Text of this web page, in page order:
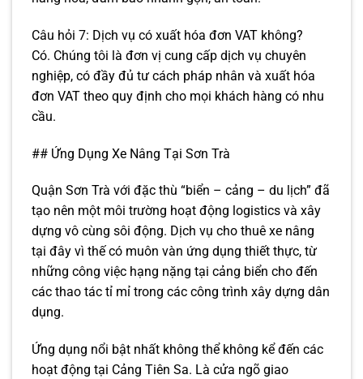
Câu hỏi 7: Dịch vụ có xuất hóa đơn VAT không?
Có. Chúng tôi là đơn vị cung cấp dịch vụ chuyên
nghiệp, có đầy đủ tư cách pháp nhân và xuất hóa
đơn VAT theo quy định cho mọi khách hàng có nhu
cầu.
## Ứng Dụng Xe Nâng Tại Sơn Trà
Quận Sơn Trà với đặc thù “biển – cảng – du lịch” đã
tạo nên một môi trường hoạt động logistics và xây
dựng vô cùng sôi động. Dịch vụ cho thuê xe nâng
tại đây vì thế có muôn vàn ứng dụng thiết thực, từ
những công việc hạng nặng tại cảng biển cho đến
các thao tác tỉ mỉ trong các công trình xây dựng dân
dụng.
Ứng dụng nổi bật nhất không thể không kể đến các
hoạt động tại Cảng Tiên Sa. Là cửa ngõ giao